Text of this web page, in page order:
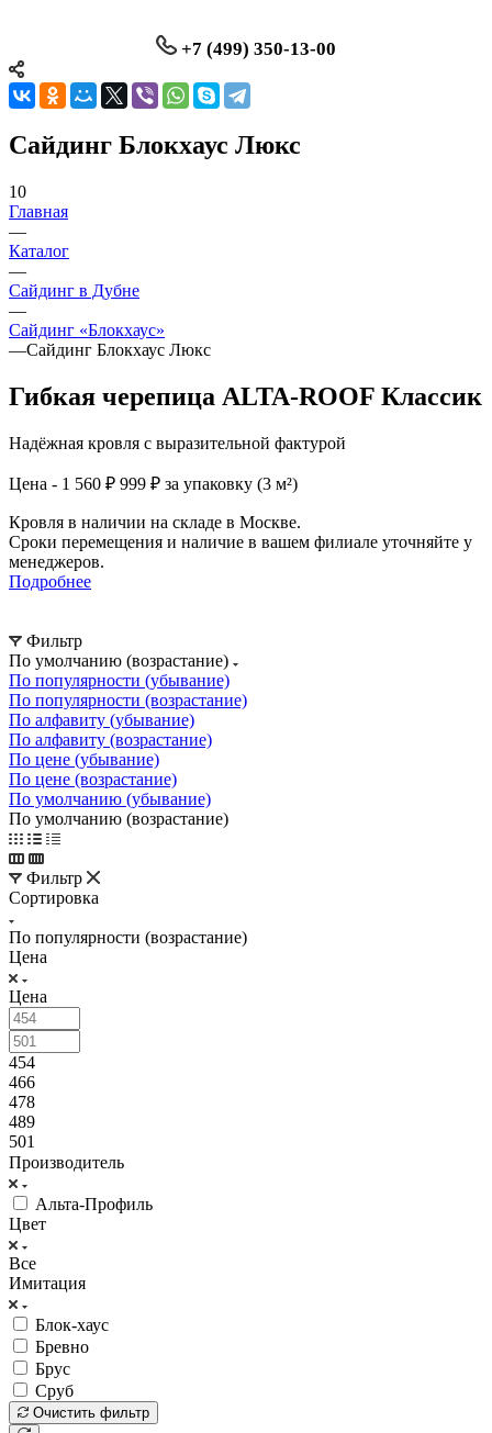
+7 (499) 350-13-00
Сайдинг Блокхаус Люкс
10
Главная
—
Каталог
—
Сайдинг в Дубне
—
Сайдинг «Блокхаус»
—Сайдинг Блокхаус Люкс
Гибкая черепица ALTA-ROOF Классик
Надёжная кровля с выразительной фактурой
Цена - 1 560 ₽ 999 ₽ за упаковку (3 м²)
Кровля в наличии на складе в Москве.
Сроки перемещения и наличие в вашем филиале уточняйте у
менеджеров.
Подробнее
Фильтр
По умолчанию (возрастание)
По популярности (убывание)
По популярности (возрастание)
По алфавиту (убывание)
По алфавиту (возрастание)
По цене (убывание)
По цене (возрастание)
По умолчанию (убывание)
По умолчанию (возрастание)
Фильтр
Сортировка
По популярности (возрастание)
Цена
Цена
454
466
478
489
501
Производитель
Альта-Профиль
Цвет
Все
Имитация
Блок-хаус
Бревно
Брус
Сруб
Очистить фильтр